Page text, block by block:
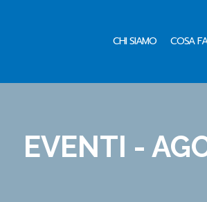
CHI SIAMO COSA
EVENTI -